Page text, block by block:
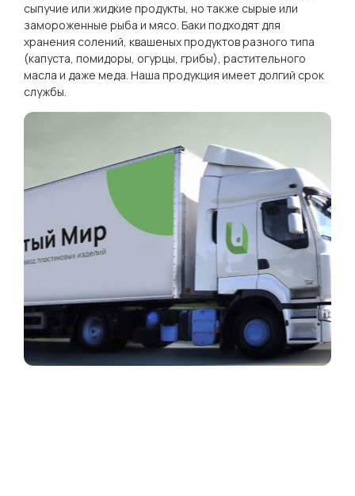
сыпучие или жидкие продукты, но также сырые или
замороженные рыба и мясо. Баки подходят для
хранения солений, квашеных продуктов разного типа
(капуста, помидоры, огурцы, грибы), растительного
масла и даже меда. Наша продукция имеет долгий срок
службы.